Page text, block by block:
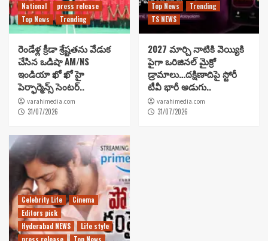
National
press release
Top News
Trending
రెండేళ్ల క్రీడా శ్రేష్టతను వేడుక
చేసిన ఒడిషా AM/NS
ఇండియా ఖో ఖో హై
పెర్ఫార్మెన్స్ సెంటర్..
varahimedia.com
31/07/2026
Top News
Trending
TS NEWS
2027 మార్చి నాటికి వెయ్యికి
పైగా ఒరిజినల్ మైక్రో
డ్రామాలు…దక్షిణాదిపై స్టోరీ
టీవీ భారీ అడుగు..
varahimedia.com
31/07/2026
Celebrity Life
Cinema
Editors pick
Hyderabad NEWS
Life style